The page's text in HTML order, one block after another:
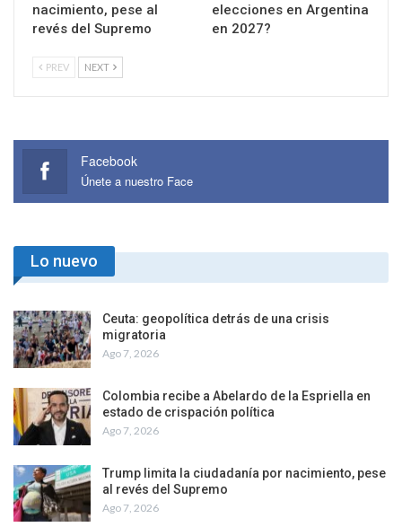
nacimiento, pese al
revés del Supremo
elecciones en Argentina
en 2027?
PREV NEXT
Facebook
Únete a nuestro Face
Lo nuevo
Ceuta: geopolítica detrás de una crisis
migratoria
Ago 7, 2026
Colombia recibe a Abelardo de la Espriella en
estado de crispación política
Ago 7, 2026
Trump limita la ciudadanía por nacimiento, pese
al revés del Supremo
Ago 7, 2026